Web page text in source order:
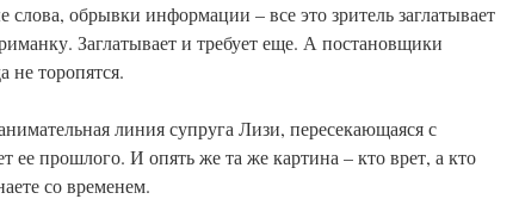
обрывки информации – все это зритель заглатывает
Заглатывает и требует еще. А постановщики
не торопятся.
линия супруга Лизи, пересекающаяся с
ее прошлого. И опять же та же картина – кто врет, а кто
со временем.